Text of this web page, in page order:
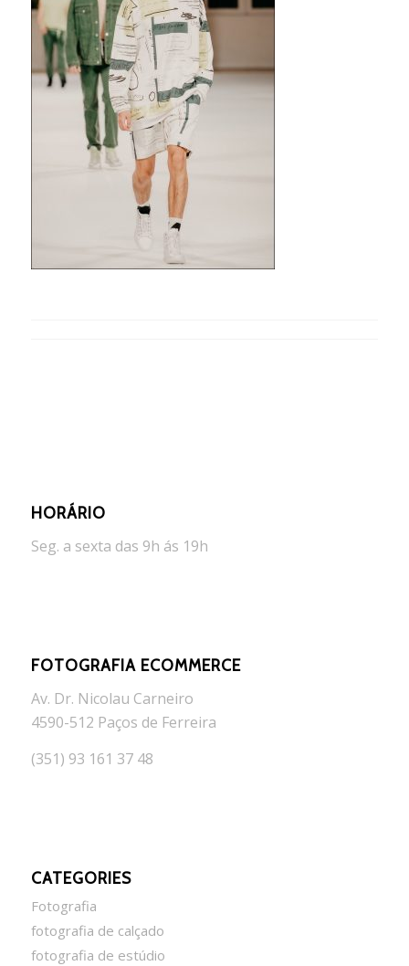
HORÁRIO
Seg. a sexta das 9h ás 19h
FOTOGRAFIA ECOMMERCE
Av. Dr. Nicolau Carneiro
4590-512 Paços de Ferreira
(351) 93 161 37 48
CATEGORIES
Fotografia
fotografia de calçado
fotografia de estúdio